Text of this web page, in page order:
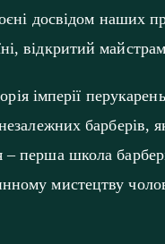
досвідом наших
відкритий
імперії
барберів,
перша школа
мистецтву